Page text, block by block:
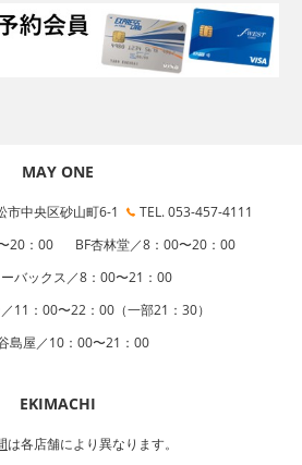
MAY ONE
市中央区砂山町6-1
TEL. 053-457-4111
20：00
BF杏林堂／8：00〜20：00
バックス／8：00〜21：00
11：00〜22：00（一部21：30）
島屋／10：00〜21：00
EKIMACHI
は各店舗により異なります。